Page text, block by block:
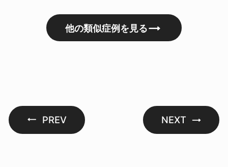
他の類似症例を見る
PREV NEXT